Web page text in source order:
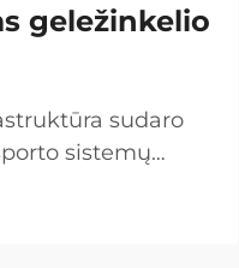
geležinkelio
sudaro
sistemų
ir keleivių